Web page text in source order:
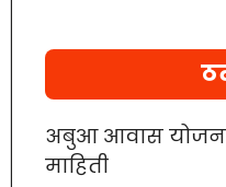
अबुआ आवास योजना
माहिती